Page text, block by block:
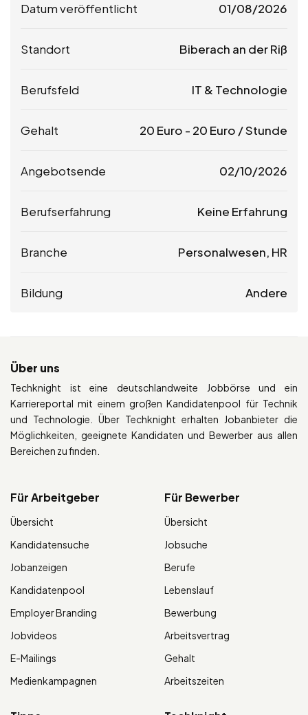
Datum veröffentlicht 01/08/2026
Standort Biberach an der Riß
Berufsfeld IT & Technologie
Gehalt 20 Euro - 20 Euro / Stunde
Angebotsende 02/10/2026
Berufserfahrung Keine Erfahrung
Branche Personalwesen, HR
Bildung Andere
Über uns
Techknight ist eine deutschlandweite Jobbörse und ein
Karriereportal mit einem großen Kandidatenpool für Technik
und Technologie. Über Techknight erhalten Jobanbieter die
Möglichkeiten, geeignete Kandidaten und Bewerber aus allen
Bereichen zu finden.
Für Arbeitgeber
Übersicht
Kandidatensuche
Jobanzeigen
Kandidatenpool
Employer Branding
Jobvideos
E-Mailings
Medienkampagnen
Für Bewerber
Übersicht
Jobsuche
Berufe
Lebenslauf
Bewerbung
Arbeitsvertrag
Gehalt
Arbeitszeiten